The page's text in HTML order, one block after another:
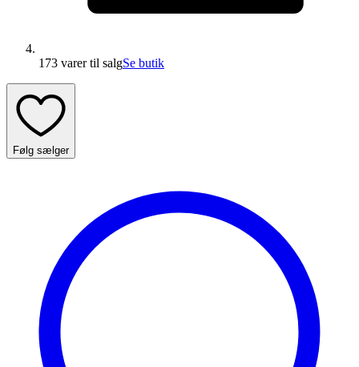
173 varertil salgSe butik
Følg sælger